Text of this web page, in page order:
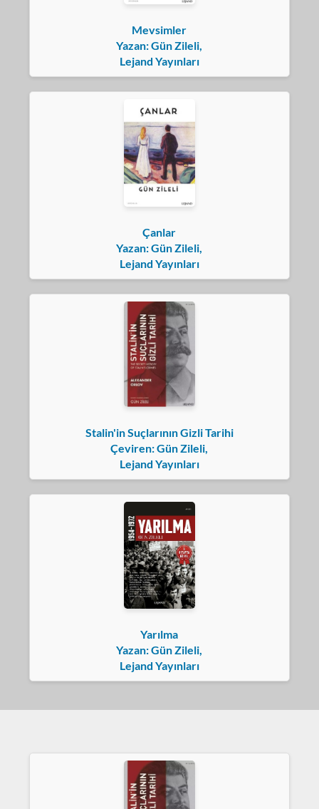
Mevsimler
Yazan: Gün Zileli,
Lejand Yayınları
Çanlar
Yazan: Gün Zileli,
Lejand Yayınları
Stalin'in Suçlarının Gizli Tarihi
Çeviren: Gün Zileli,
Lejand Yayınları
Yarılma
Yazan: Gün Zileli,
Lejand Yayınları